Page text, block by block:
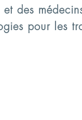
des
pour les